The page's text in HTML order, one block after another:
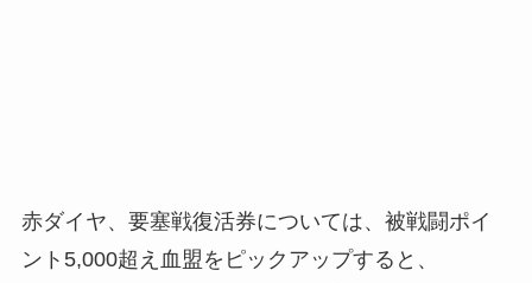
赤ダイヤ、要塞戦復活券については、 被戦闘ポイ
ント5,000超え血盟をピックアップすると、